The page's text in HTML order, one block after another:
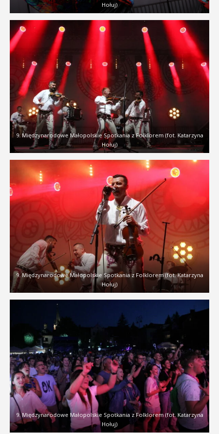
Hołuj)
9. Międzynarodowe Małopolskie Spotkania z Folklorem (fot. Katarzyna
Hołuj)
9. Międzynarodowe Małopolskie Spotkania z Folklorem (fot. Katarzyna
Hołuj)
9. Międzynarodowe Małopolskie Spotkania z Folklorem (fot. Katarzyna
Hołuj)